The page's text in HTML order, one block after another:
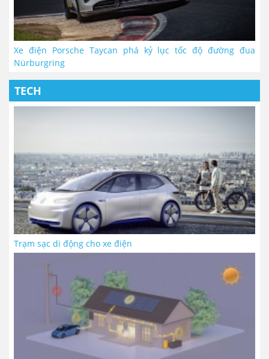
Xe điện Porsche Taycan phá kỷ lục tốc độ đường đua
Nürburgring
TECH
Trạm sạc di động cho xe điện